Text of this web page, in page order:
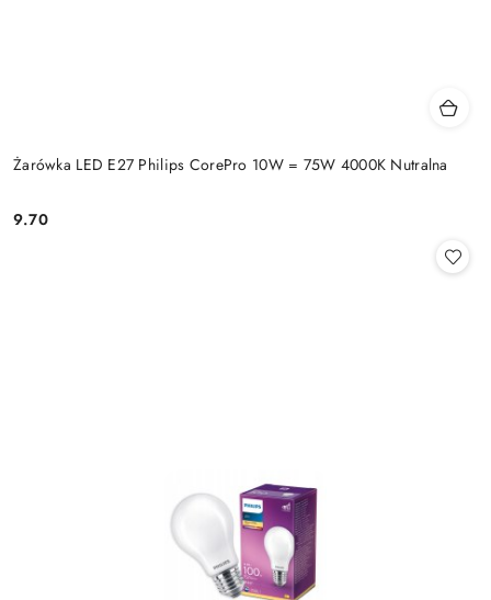
Żarówka LED E27 Philips CorePro 10W = 75W 4000K Nutralna
Cena:
9.70